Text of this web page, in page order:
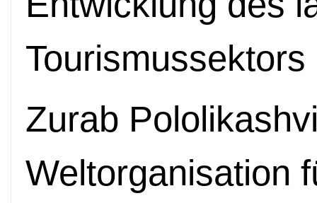
Zurab
Weltorganisation